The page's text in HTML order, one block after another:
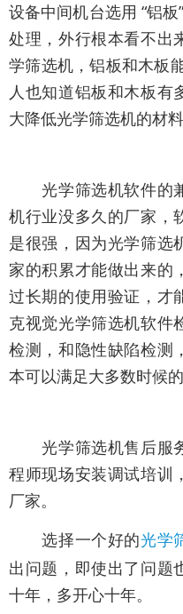
设备中间机台选用 “铝
处理，外行根本看不出
学筛选机，铝板和木板
人也知道铝板和木板有
大降低光学筛选机的材
光学筛选机软件的
机行业没多久的厂家，
是很强，因为光学筛选
家的积累才能做出来的
过长期的使用验证，才
克视觉光学筛选机软件
检测，和隐性缺陷检测
本可以满足大多数时候
光学筛选机售后服
程师现场安装调试培训
厂家。
选择一个好的光学
出问题，即使出了问题
十年，多开心十年。